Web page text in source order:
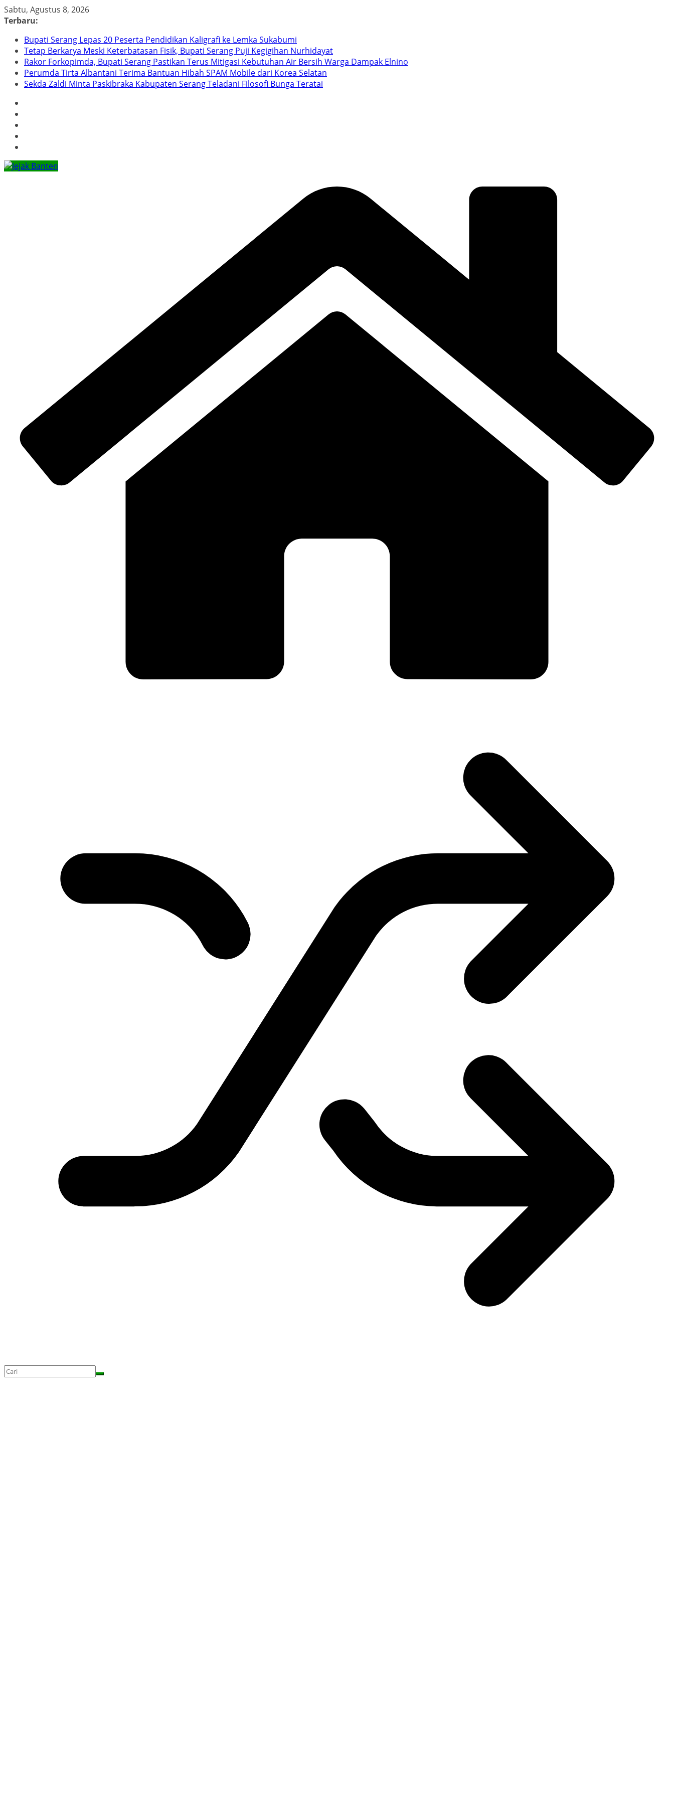
Skip
to
Sabtu, Agustus 8, 2026
Terbaru:
Bupati Serang Lepas 20 Peserta Pendidikan Kaligrafi ke Lemka Sukabumi
Tetap Berkarya Meski Keterbatasan Fisik, Bupati Serang Puji Kegigihan Nurhidayat
Rakor Forkopimda, Bupati Serang Pastikan Terus Mitigasi Kebutuhan Air Bersih Warga Dampak Elnino
Perumda Tirta Albantani Terima Bantuan Hibah SPAM Mobile dari Korea Selatan
Sekda Zaldi Minta Paskibraka Kabupaten Serang Teladani Filosofi Bunga Teratai